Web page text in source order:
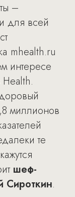
–
для всей
mhealth.ru
интересе
Health.
миллионов
те
шеф-
Сироткин.